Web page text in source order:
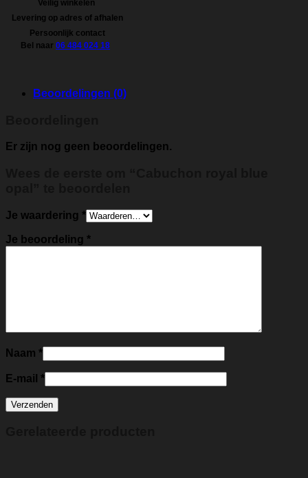
Veilig winkelen
Levering op adres of afhalen
Persoonlijk contact
Bel naar 06 484 024 18
Beoordelingen (0)
Er zijn nog geen beoordelingen.
Je waardering *
Je beoordeling *
Naam *
E-mail *